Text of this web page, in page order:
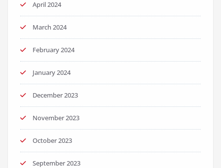
April 2024
March 2024
February 2024
January 2024
December 2023
November 2023
October 2023
September 2023